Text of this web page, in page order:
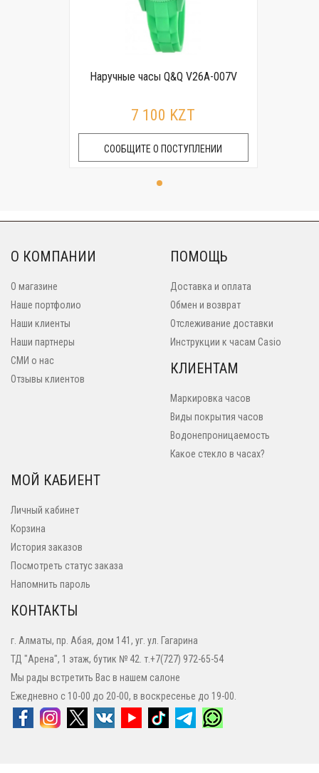
Наручные часы Q&Q V26A-007V
7 100 KZT
СООБЩИТЕ О ПОСТУПЛЕНИИ
О КОМПАНИИ
О магазине
Наше портфолио
Наши клиенты
Наши партнеры
СМИ о нас
Отзывы клиентов
ПОМОЩЬ
Доставка и оплата
Обмен и возврат
Отслеживание доставки
Инструкции к часам Casio
КЛИЕНТАМ
Маркировка часов
Виды покрытия часов
Водонепроницаемость
Какое стекло в часах?
МОЙ КАБИЕНТ
Личный кабинет
Корзина
История заказов
Посмотреть статус заказа
Напомнить пароль
КОНТАКТЫ
г. Алматы, пр. Абая, дом 141, уг. ул. Гагарина
ТД "Арена", 1 этаж, бутик № 42. т.+7(727) 972-65-54
Мы рады встретить Вас в нашем салоне
Ежедневно с 10-00 до 20-00, в воскресенье до 19-00.